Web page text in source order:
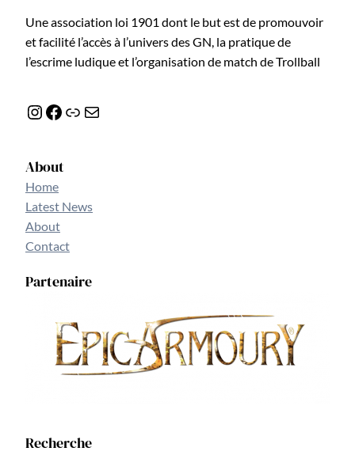
Une association loi 1901 dont le but est de promouvoir
et facilité l’accès à l’univers des GN, la pratique de
l’escrime ludique et l’organisation de match de Trollball
Instagram Facebook Lien E-mail
About
Home
Latest News
About
Contact
Partenaire
Recherche